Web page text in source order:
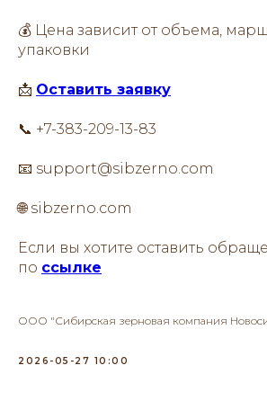
💰 Цена зависит от объема,
упаковки
📩 Оставить заявку
📞 +7-383-209-13-83
📧 support@sibzerno.com
🌐 sibzerno.com
Если вы хотите оставить
по ссылке
ООО "Сибирская зерновая компания
2026-05-27 10:00